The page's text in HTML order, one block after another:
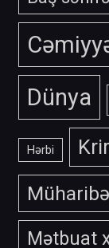
Dünya
Hərbi
Müharibə
Mətbuat